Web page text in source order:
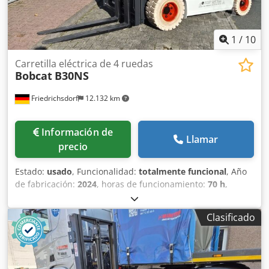
1 / 10
Friedrichsdorf 12.132 km
Carretilla eléctrica de 4 ruedas
Bobcat B30NS
Información de
precio
Llamar
Estado: usado, Funcionalidad: totalmente funcional, Año
de fabricación: 2024, horas de funcionamiento: 70 h,
3.000 kg, altura de elevación:
mm, ascensor libre:1.475 mm, tipo de combustible:
eléctrico, tipo de mástil:triple
, altura de construcción:
2.145 mm , potencia:16 kW (21,75 CV) , anchura del
portahorquillas:1.116 mm , longitud de la horquilla:1.200
mm
, peso en vacío:4.850 kg, longitud total:2.520 mm,
Clasificado